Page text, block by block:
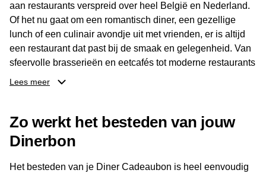
aan restaurants verspreid over heel België en Nederland.
Of het nu gaat om een romantisch diner, een gezellige
lunch of een culinair avondje uit met vrienden, er is altijd
een restaurant dat past bij de smaak en gelegenheid. Van
sfeervolle brasserieën en eetcafés tot moderne restaurants
en gastronomische locaties: er is voor ieder wat wils.
buurt, bijvoorbeeld in Brussel, Antwerpen, Gent of Brugge.
De ontvanger kiest zelf waar en wanneer er wordt genoten
van deze culinaire ervaring. Zo is de Diner Cadeaubon
niet alleen een diner, maar een bijzondere belevenis.
Lees meer
Zo werkt het besteden van jouw
Dinerbon
Het besteden van je Diner Cadeaubon is heel eenvoudig